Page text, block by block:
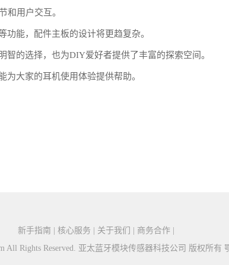
和用户交互。
能，配件主板的设计将更趋复杂。
智的选择，也为DIY爱好者提供了丰富的探索空间。
大家的耳机使用体验提供帮助。
新手指南 | 核心服务 | 关于我们 | 商务合作 |
All Rights Reserved. 亚太蓝牙模块传感器科技公司 版权所有